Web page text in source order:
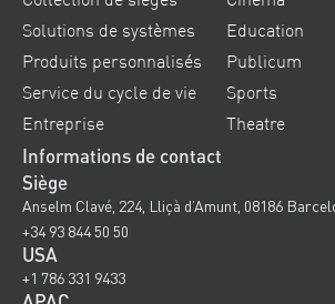
Solutions de systèmes
Produits personnalisés
Service du cycle de vie
Entreprise
Education
Publicum
Sports
Theatre
Informations de contact
Siège
Anselm Clavé, 224, Lliçà d’Amunt, 08186
+34 93 844 50 50
USA
+1 786 331 9433